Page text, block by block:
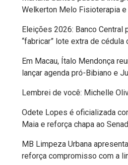
POLÍTICA
EMPREENDIMENTO
ENTREVISTA
EVENTOS
NEWS
Welkerton Melo Fisioterapia e
Eleições 2026: Banco Central
“fabricar” lote extra de cédula
Em Macau, Ítalo Mendonça
lançar agenda pró-Bibiano e
Lembrei de você: Michelle
Odete Lopes é oficializada
Maia e reforça chapa ao
MB Limpeza Urbana
reforça compromisso com a